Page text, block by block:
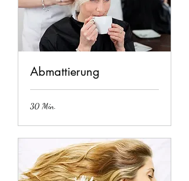
Abmattierung
30 Min.